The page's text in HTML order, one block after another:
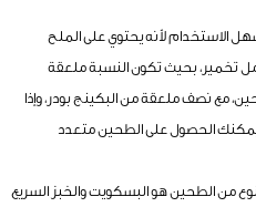
الاستخدام لأنه يحتوي على الملح
تخمير، بحيث تكون النسبة ملعقة
مع نصف ملعقة من البكينج بودر، وإذا
الحصول على الطحين متعدد
من الطحين هو البسكويت والخبز السريع